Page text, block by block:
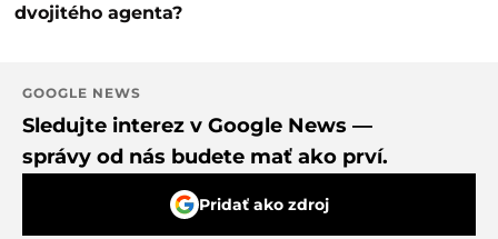
dvojitého agenta?
GOOGLE NEWS
Sledujte interez v Google News —
správy od nás budete mať ako prví.
Pridať ako zdroj